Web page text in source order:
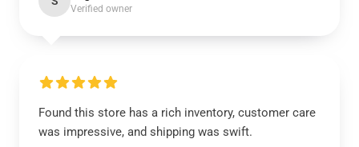
Verified owner
Found this store has a rich inventory, customer care
was impressive, and shipping was swift.